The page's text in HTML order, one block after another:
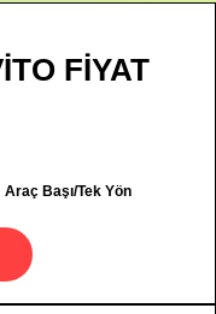
FİYAT
Araç Başı/Tek Yön